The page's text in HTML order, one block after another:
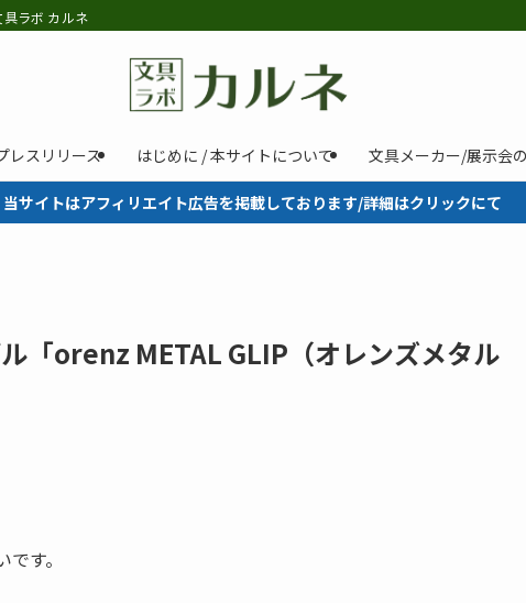
ラボ カルネ
レスリリース はじめに / 本サイトについて 文具メーカー/展示会
当サイトはアフィリエイト広告を掲載しております/詳細はクリックにて
「orenz METAL GLIP（オレンズメタル
す。